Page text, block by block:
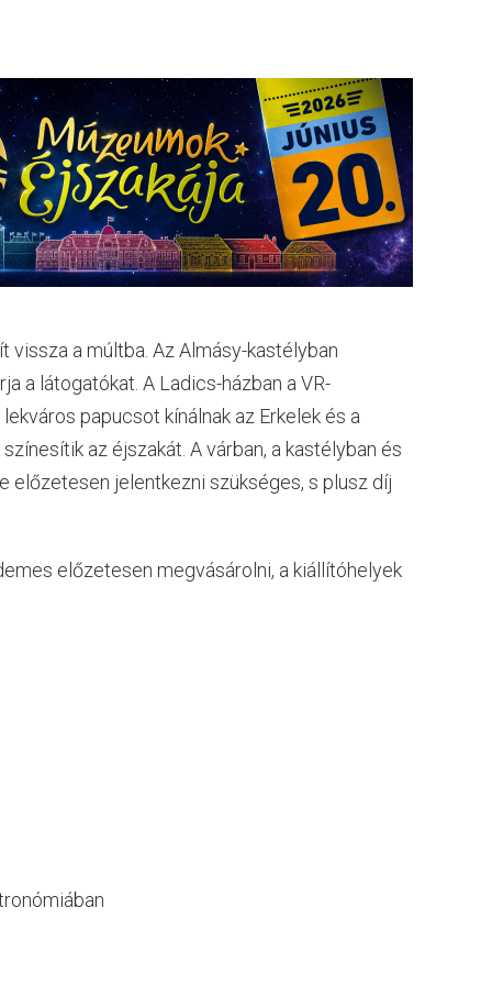
a múltba. Az Almásy-kastélyban
a látogatókat. A Ladics-házban a VR-
papucsot kínálnak az Erkelek és a
az éjszakát. A várban, a kastélyban és
előzetesen jelentkezni szükséges, s plusz díj
előzetesen megvásárolni, a kiállítóhelyek